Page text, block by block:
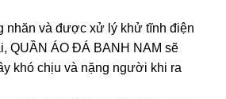
nhăn và được xử lý khử tĩnh điện
QUẦN ÁO ĐÁ BANH NAM sẽ
khó chịu và nặng người khi ra